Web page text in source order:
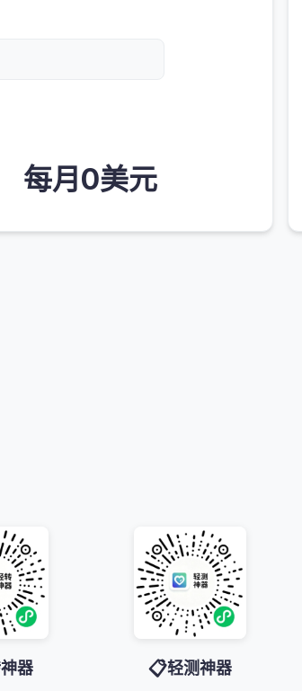
每月0美元
器 📋轻测神器